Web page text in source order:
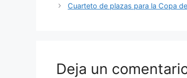
Cuarteto de plazas para la Copa
Deja un